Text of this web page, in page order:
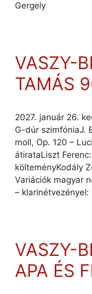
Gergely
VASZY-
TAMÁS
2027. január 26.
G-dúr szimfóniaJ.
moll, Op. 120 –
átirataLiszt
költeményKodály
Variációk magyar
– klarinétvezényel:
VASZY-
APA ÉS